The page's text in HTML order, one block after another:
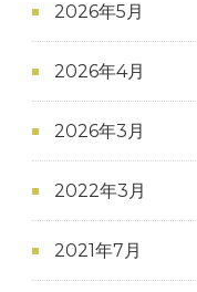
2026年5月
2026年4月
2026年3月
2022年3月
2021年7月